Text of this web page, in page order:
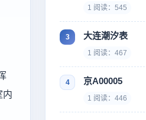
内
1 阅读：545
大连潮汐表
1 阅读：467
京A00005
1 阅读：446